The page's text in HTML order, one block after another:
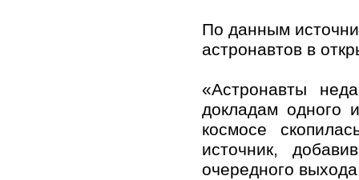
По данным
астронавтов в
«Астронавты
докладам одного
космосе
источник,
очередного